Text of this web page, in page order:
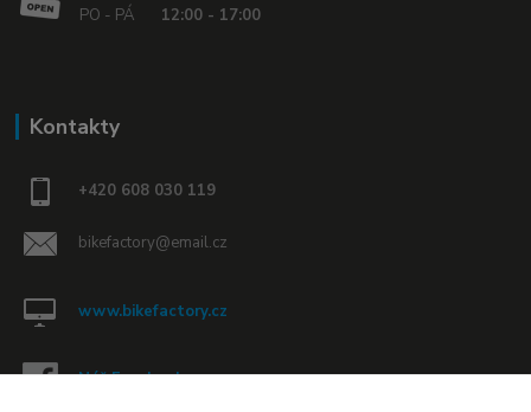
PO - PÁ
12:00 - 17:00
Kontakty
+420 608 030 119
bikefactory@email.cz
www.bikefactory.cz
Náš Facebook »